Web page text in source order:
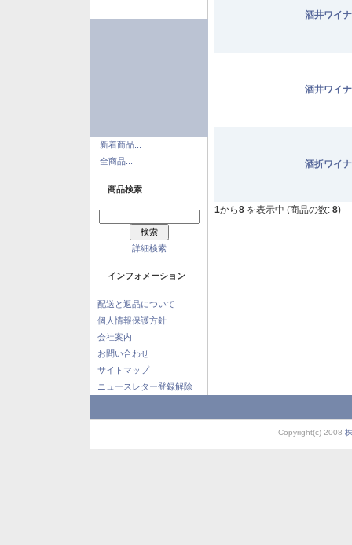
新着商品...
全商品...
商品検索
詳細検索
インフォメーション
配送と返品について
個人情報保護方針
会社案内
お問い合わせ
サイトマップ
ニュースレター登録解除
酒井ワイ
酒井ワイ
酒折ワイ
1から8 を表示中 (商品の数: 8)
Copyright(c) 2008